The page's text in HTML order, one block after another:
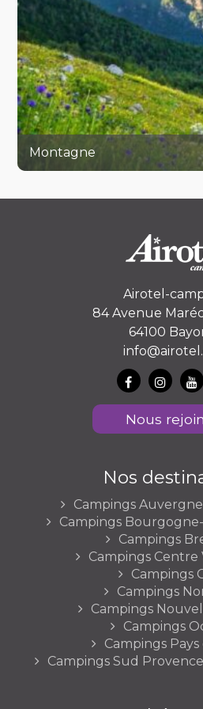
Montagne
Airotel-
84 Avenue
64100
Nous
Nos
Campings
Campings
Campings
Campings Centre
Campings
Campings
Campings
Campings
Campings
Campings Sud